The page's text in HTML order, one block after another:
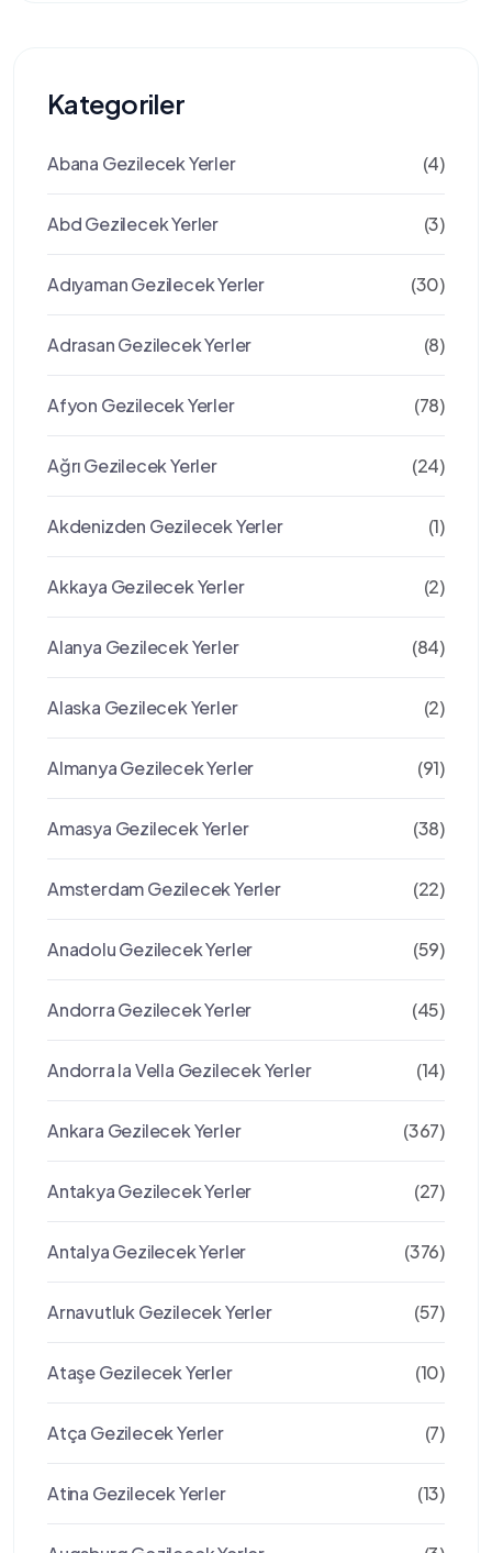
Kategoriler
Abana Gezilecek Yerler (4)
Abd Gezilecek Yerler (3)
Adıyaman Gezilecek Yerler (30)
Adrasan Gezilecek Yerler (8)
Afyon Gezilecek Yerler (78)
Ağrı Gezilecek Yerler (24)
Akdenizden Gezilecek Yerler (1)
Akkaya Gezilecek Yerler (2)
Alanya Gezilecek Yerler (84)
Alaska Gezilecek Yerler (2)
Almanya Gezilecek Yerler (91)
Amasya Gezilecek Yerler (38)
Amsterdam Gezilecek Yerler (22)
Anadolu Gezilecek Yerler (59)
Andorra Gezilecek Yerler (45)
Andorra la Vella Gezilecek Yerler (14)
Ankara Gezilecek Yerler (367)
Antakya Gezilecek Yerler (27)
Antalya Gezilecek Yerler (376)
Arnavutluk Gezilecek Yerler (57)
Ataşe Gezilecek Yerler (10)
Atça Gezilecek Yerler (7)
Atina Gezilecek Yerler (13)